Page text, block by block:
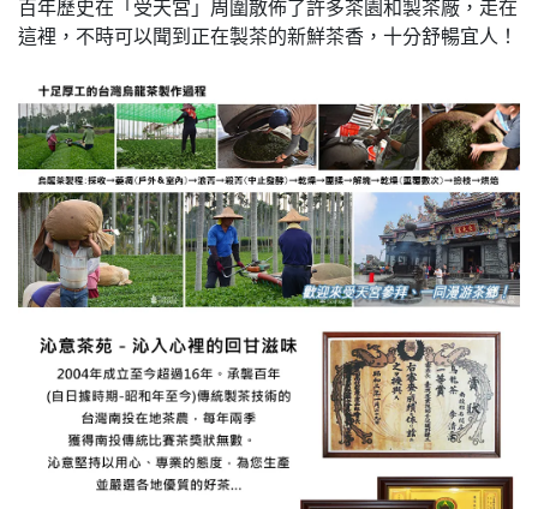
百年歷史在「受天宮」周圍散佈了許多茶園和製茶廠，走在
這裡，不時可以聞到正在製茶的新鮮茶香，十分舒暢宜人！